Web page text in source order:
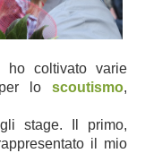
ho coltivato varie
lo scoutismo,
stage. Il primo,
il mio